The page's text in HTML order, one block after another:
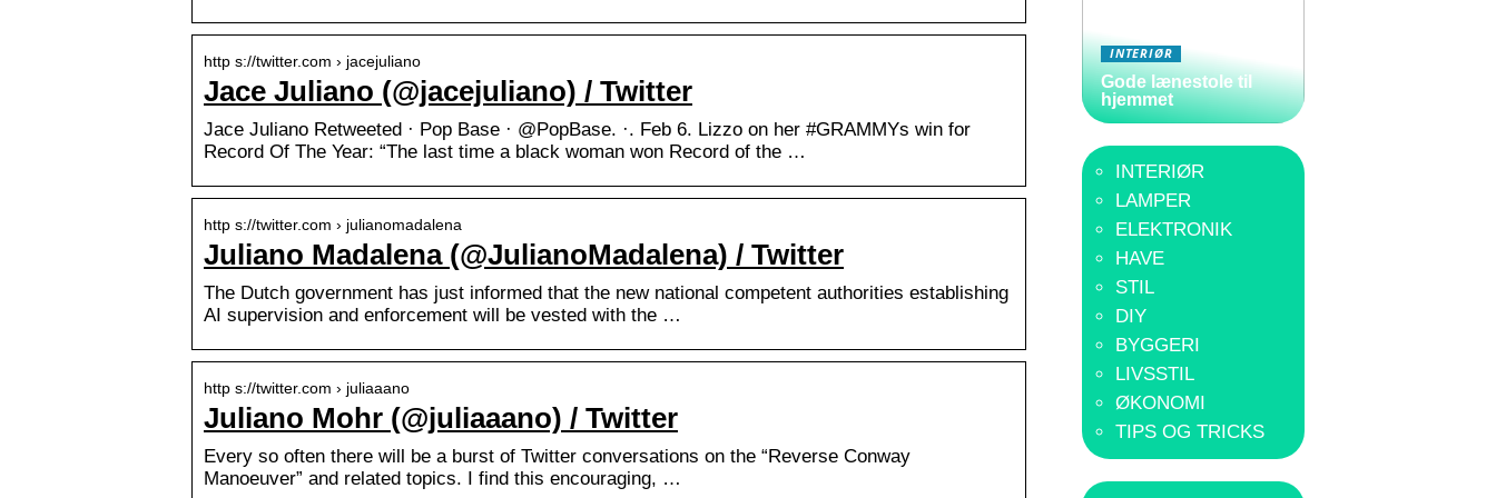
http s://twitter.com › jacejuliano
Jace Juliano (@jacejuliano) / Twitter
Jace Juliano Retweeted · Pop Base · @PopBase. ·. Feb 6. Lizzo on her #GRAMMYs win for
Record Of The Year: “The last time a black woman won Record of the …
http s://twitter.com › julianomadalena
Juliano Madalena (@JulianoMadalena) / Twitter
The Dutch government has just informed that the new national competent authorities establishing
AI supervision and enforcement will be vested with the …
http s://twitter.com › juliaaano
Juliano Mohr (@juliaaano) / Twitter
Every so often there will be a burst of Twitter conversations on the “Reverse Conway
Manoeuver” and related topics. I find this encouraging, …
INTERIØR
Gode lænestole til
hjemmet
INTERIØR
LAMPER
ELEKTRONIK
HAVE
STIL
DIY
BYGGERI
LIVSSTIL
ØKONOMI
TIPS OG TRICKS